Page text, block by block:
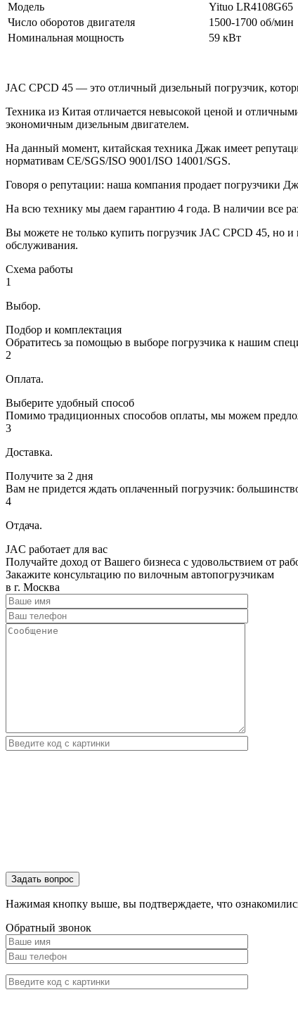
Модель
Yituo LR4108G65
Число оборотов двигателя
1500-1700 об/мин
Номинальная мощность
59 кВт
JAC CPCD 45 — это отличный дизельный погрузчик,
Техника из Китая отличается невысокой ценой и
экономичным дизельным двигателем.
На данный момент, китайская техника Джак имеет
нормативам CE/SGS/ISO 9001/ISO 14001/SGS.
Говоря о репутации: наша компания продает погрузчики
На всю технику мы даем гарантию 4 года. В наличии все
Вы можете не только купить погрузчик JAC CPCD 45, но
обслуживания.
Схема работы
1
Выбор.
Подбор и комплектация
Обратитесь за помощью в выборе погрузчика к нашим
2
Оплата.
Выберите удобный способ
Помимо традиционных способов оплаты, мы можем
3
Доставка.
Получите за 2 дня
Вам не придется ждать оплаченный погрузчик:
4
Отдача.
JAC работает для вас
Получайте доход от Вашего бизнеса с удовольствием от
Закажите консультацию по вилочным автопогрузчикам
в г. Москва
Нажимая кнопку выше, вы подтверждаете, что
Обратный звонок